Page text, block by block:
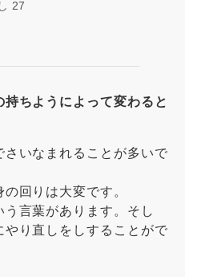
27
ちようによって変わると
さいなまれることが多いで
回りは大変です。
う言葉があります。そし
やり直しをしすることがで